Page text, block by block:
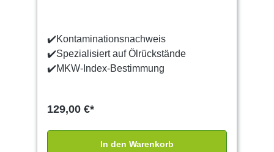
✔️Kontaminationsnachweis
✔️Spezialisiert auf Ölrückstände
✔️MKW-Index-Bestimmung
129,00 €*
In den Warenkorb